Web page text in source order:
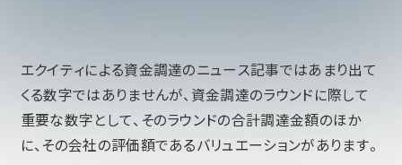
エクイティによる資金調達のニュース記事ではあまり出て
くる数字ではありませんが、資金調達のラウンドに際して
重要な数字として、そのラウンドの合計調達金額のほか
に、その会社の評価額であるバリュエーションがあります。